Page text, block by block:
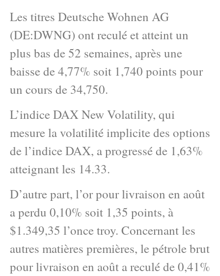
Les titres Deutsche Wohnen AG
(DE:DWNG) ont reculé et atteint un
plus bas de 52 semaines, après une
baisse de 4,77% soit 1,740 points pour
un cours de 34,750.
L’indice DAX New Volatility, qui
mesure la volatilité implicite des options
de l’indice DAX, a progressé de 1,63%
atteignant les 14.33.
D’autre part, l’or pour livraison en août
a perdu 0,10% soit 1,35 points, à
$1.349,35 l’once troy. Concernant les
autres matières premières, le pétrole brut
pour livraison en août a reculé de 0,41%